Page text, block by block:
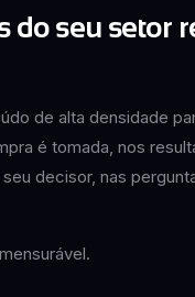
do seu setor
de alta densidade
é tomada, nos
decisor, nas